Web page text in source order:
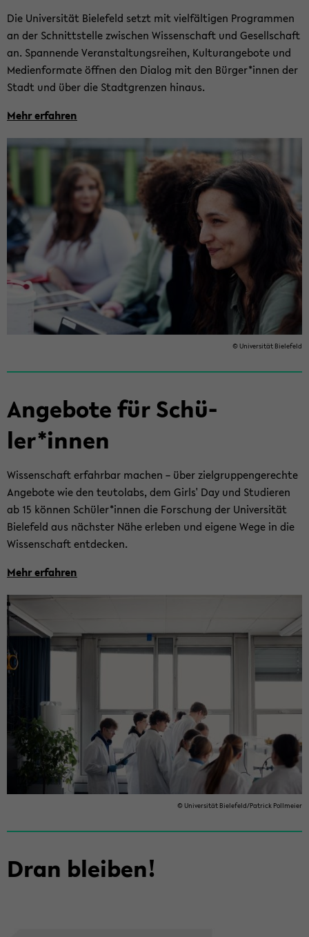
Die Uni­ver­si­tät Bie­le­feld setzt mit viel­fäl­ti­gen Pro­gram­men
an der Schnitt­stel­le zwi­schen Wis­sen­schaft und Ge­sell­schaft
an. Span­nen­de Ver­an­stal­tungs­rei­hen, Kul­tur­ange­bo­te und
Me­di­en­for­ma­te öff­nen den Dia­log mit den Bür­ger*innen der
Stadt und über die Stadt­gren­zen hin­aus.
Mehr er­fah­ren
© Uni­ver­si­tät Bie­le­feld
An­ge­bo­te für Schü­
ler*innen
Wis­sen­schaft er­fahr­bar ma­chen – über ziel­grup­pen­ge­rech­te
An­ge­bo­te wie den teu­tol­abs, dem Girls' Day und Stu­die­ren
ab 15 kön­nen Schü­ler*innen die For­schung der Uni­ver­si­tät
Bie­le­feld aus nächs­ter Nähe er­le­ben und ei­ge­ne Wege in die
Wis­sen­schaft ent­de­cken.
Mehr er­fah­ren
© Uni­ver­si­tät Bie­le­feld/Pa­trick Poll­mei­er
Dran blei­ben!